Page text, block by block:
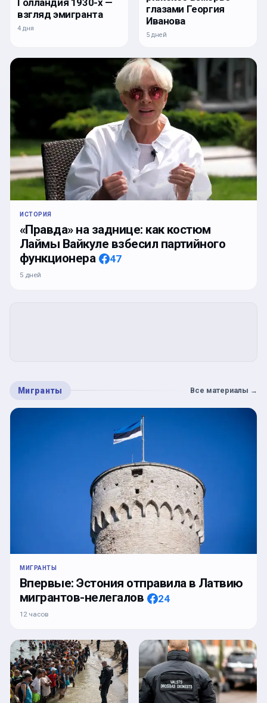
взгляд эмигранта
4 дня
глазами Георгия
Иванова
5 дней
ИСТОРИЯ
«Правда» на заднице: как костюм
Лаймы Вайкуле взбесил партийного
функционера
47
5 дней
Мигранты Все материалы →
МИГРАНТЫ
Впервые: Эстония отправила в Латвию
мигрантов-нелегалов
24
12 часов